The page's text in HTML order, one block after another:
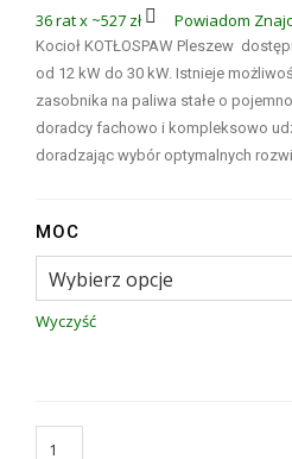
36 rat x ~527 zł
Kocioł KOTŁOSPAW Pleszew
od 12 kW do 30 kW. Istnieje
zasobnika na paliwa stałe o
doradcy fachowo i kompleksowo
doradzając wybór optymalnych
MOC
Wyczyść
Powiadom